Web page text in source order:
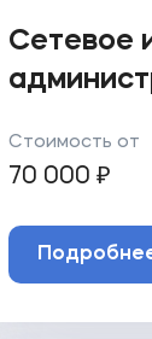
Сетевое
Стоимость от
70 000 ₽